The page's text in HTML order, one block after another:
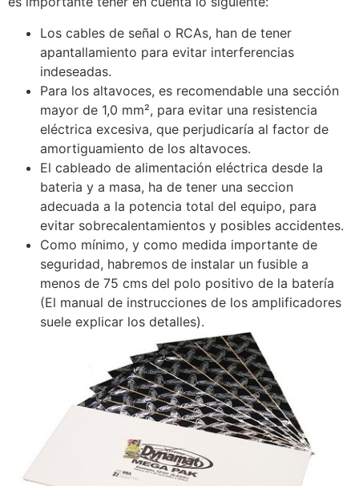
Los cables de señal o RCAs, han de tener
apantallamiento para evitar interferencias
indeseadas.
Para los altavoces, es recomendable una sección
mayor de 1,0 mm², para evitar una resistencia
eléctrica excesiva, que perjudicaría al factor de
amortiguamiento de los altavoces.
El cableado de alimentación eléctrica desde la
bateria y a masa, ha de tener una seccion
adecuada a la potencia total del equipo, para
evitar sobrecalentamientos y posibles accidentes.
Como mínimo, y como medida importante de
seguridad, habremos de instalar un fusible a
menos de 75 cms del polo positivo de la batería
(El manual de instrucciones de los amplificadores
suele explicar los detalles).